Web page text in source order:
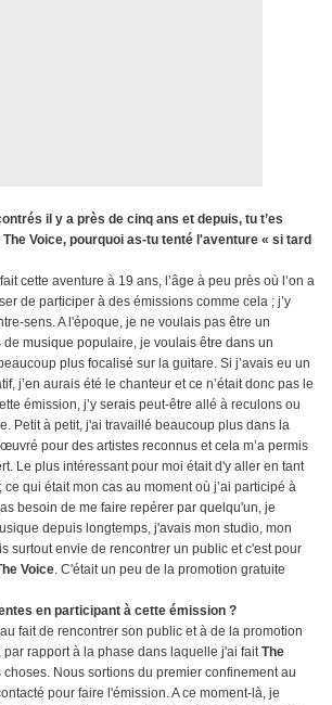
il y a près de cinq ans et depuis, tu t’es
Voice, pourquoi as-tu tenté l'aventure « si tard
cette aventure à 19 ans, l’âge à peu près où l’on a
de participer à des émissions comme cela ; j’y
sens. A l'époque, je ne voulais pas être un
de musique populaire, je voulais être dans un
plus focalisé sur la guitare. Si j’avais eu un
j’en aurais été le chanteur et ce n’était donc pas le
émission, j’y serais peut-être allé à reculons ou
Petit à petit, j'ai travaillé beaucoup plus dans la
pour des artistes reconnus et cela m’a permis
Le plus intéressant pour moi était d'y aller en tant
ce qui était mon cas au moment où j’ai participé à
besoin de me faire repérer par quelqu'un, je
depuis longtemps, j'avais mon studio, mon
surtout envie de rencontrer un public et c'est pour
Voice. C'était un peu de la promotion gratuite
en participant à cette émission ?
fait de rencontrer son public et à de la promotion
par rapport à la phase dans laquelle j'ai faitThe
choses. Nous sortions du premier confinement au
pour faire l'émission. A ce moment-là, je